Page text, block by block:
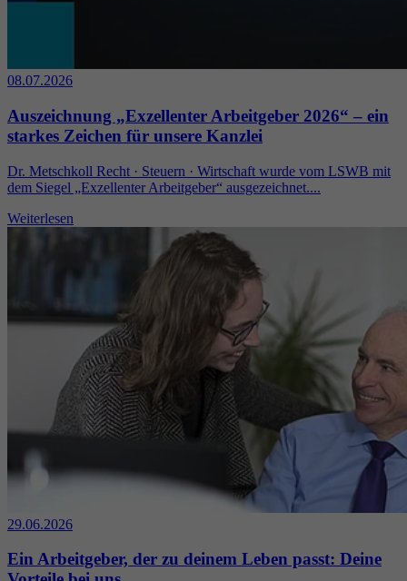
08.07.2026
Auszeichnung „Exzellenter Arbeitgeber 2026“ – ein
starkes Zeichen für unsere Kanzlei
Dr. Metschkoll Recht · Steuern · Wirtschaft wurde vom LSWB mit
dem Siegel „Exzellenter Arbeitgeber“ ausgezeichnet....
Weiterlesen
29.06.2026
Ein Arbeitgeber, der zu deinem Leben passt: Deine